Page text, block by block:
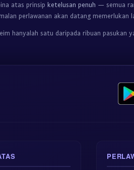
atas prinsip ketelusan penuh — semua
perlawanan akan datang memerlukan
hanyalah satu daripada ribuan